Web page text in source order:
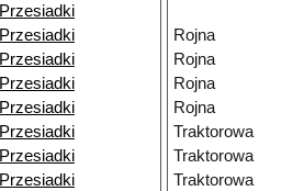
Przesiadki
Przesiadki
Przesiadki
Przesiadki
Przesiadki
Przesiadki
Przesiadki
Przesiadki
Rojna
Rojna
Rojna
Rojna
Traktorowa
Traktorowa
Traktorowa